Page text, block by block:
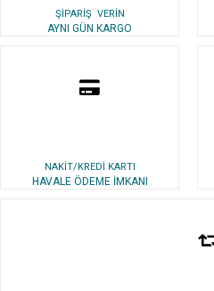
ŞİPARİŞ VERİN
AYNI GÜN KARGO
NAKİT/KREDİ KARTI
HAVALE ÖDEME İMKANI